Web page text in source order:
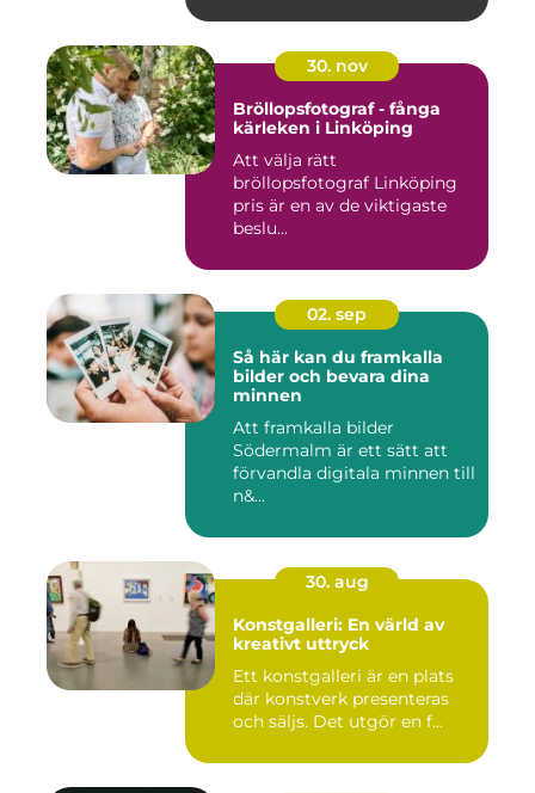
30. nov
Bröllopsfotograf - fånga
kärleken i Linköping
Att välja rätt
bröllopsfotograf Linköping
pris är en av de viktigaste
beslu...
02. sep
Så här kan du framkalla
bilder och bevara dina
minnen
Att framkalla bilder
Södermalm är ett sätt att
förvandla digitala minnen till
n&...
30. aug
Konstgalleri: En värld av
kreativt uttryck
Ett konstgalleri är en plats
där konstverk presenteras
och säljs. Det utgör en f...